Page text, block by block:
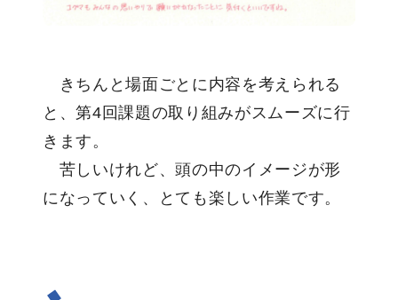
きちんと場面ごとに内容を考えられる
と、第4回課題の取り組みがスムーズに行
きます。
苦しいけれど、頭の中のイメージが形
になっていく、とても楽しい作業です。